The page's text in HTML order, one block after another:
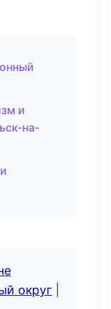
и
на-
округ